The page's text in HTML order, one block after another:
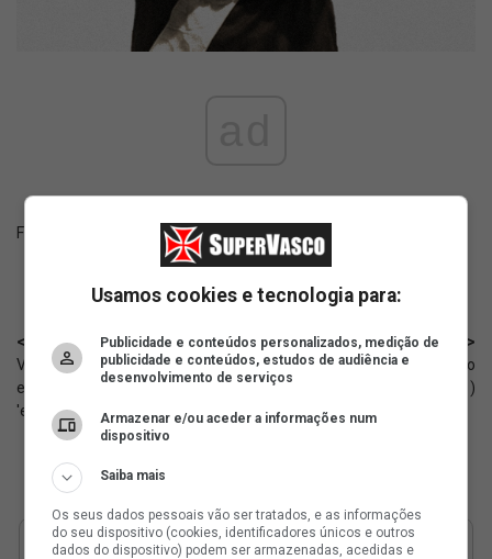
Fonte: X oficial do Vasco
< Anterior
Vasco busca vitória para
encerrar o primeiro semestre
'em paz'
Próximo >
Futsal: Vasco enfrenta o
Botafogo neste domingo (31)
Usamos cookies e tecnologia para:
Publicidade e conteúdos personalizados, medição de
publicidade e conteúdos, estudos de audiência e
desenvolvimento de serviços
Armazenar e/ou aceder a informações num
dispositivo
Saiba mais
Os seus dados pessoais vão ser tratados, e as informações
do seu dispositivo (cookies, identificadores únicos e outros
dados do dispositivo) podem ser armazenadas, acedidas e